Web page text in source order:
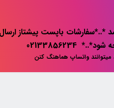
باپست پیشتاز
میتوانند واتساپ هماهنگ کنن